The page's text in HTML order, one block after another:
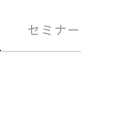
セミナー